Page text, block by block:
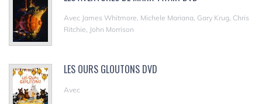
Avec James Whitmore, Michele Mariana, Gary Krug, Chris
Ritchie, John Morrison
LES OURS GLOUTONS DVD
Avec